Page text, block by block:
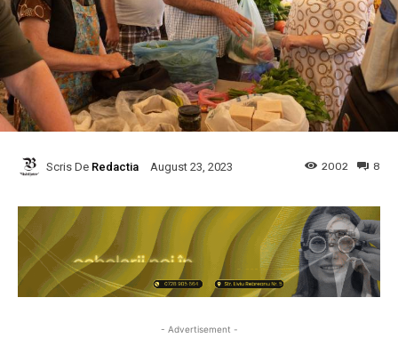
Scris De Redactia August 23, 2023 8
2002
- Advertisement -